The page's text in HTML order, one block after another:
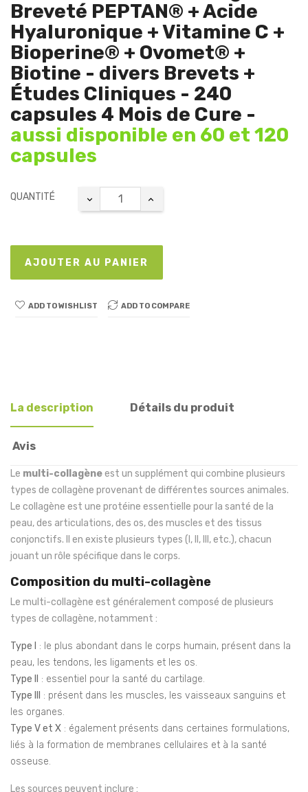
Breveté PEPTAN® + Acide
Hyaluronique + Vitamine C +
Bioperine® + Ovomet® +
Biotine - divers Brevets +
Études Cliniques - 240
capsules 4 Mois de Cure -
aussi disponible en 60 et 120
capsules
QUANTITÉ
AJOUTER AU PANIER
ADD TO WISHLIST ADD TO COMPARE
La description Détails du produit
Avis
Le multi-collagèneest un supplément qui combine plusieurs
types de collagène provenant de différentes sources animales.
Le collagène est une protéine essentielle pour la santé de la
peau, des articulations, des os, des muscles et des tissus
conjonctifs. Il en existe plusieurs types (I, II, III, etc.), chacun
jouant un rôle spécifique dans le corps.
Composition du multi-collagène
Le multi-collagène est généralement composé de plusieurs
types de collagène, notamment :
Type I
: le plus abondant dans le corps humain, présent dans la
peau, les tendons, les ligaments et les os.
Type II
: essentiel pour la santé du cartilage.
Type III
: présent dans les muscles, les vaisseaux sanguins et
les organes.
Type V et X : également présents dans certaines formulations,
liés à la formation de membranes cellulaires et à la santé
osseuse.
Les sources peuvent inclure :